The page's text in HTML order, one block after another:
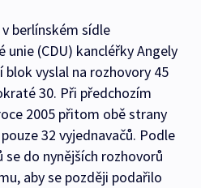
berlínském sídle
(CDU) kancléřky Angely
vyslal na rozhovory 45
30. Při předchozím
2005 přitom obě strany
32 vyjednavačů. Podle
do nynějších rozhovorů
aby se později podařilo